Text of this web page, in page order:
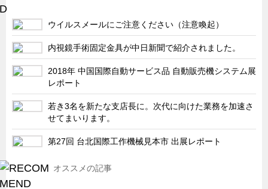
医療・福祉・介護関連
ロボット・自動化装置関連
二次電池関連
EV・PHEV充電器関連
再生可能エネルギー
半導体製造装置関連
共同溝・無電柱化関連
サーバーラック・エンクロジャー
ウイルスメールにご注意ください（注意喚起）
内視鏡手術固定金具が中日新聞で紹介されました。
2018年 中国国際自動サービス品 自動販売機システム展
レポート
若き3名を新たな支店長に。次代に向けた業務を加速さ
せてまいります。
第27回 台北国際工作機械見本市 出展レポート
オススメの記事